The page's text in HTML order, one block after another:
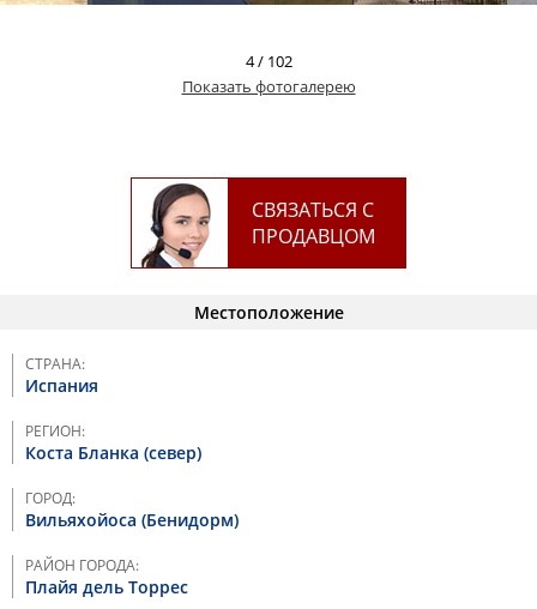
4/ 102
Показать фотогалерею
СВЯЗАТЬСЯ С
ПРОДАВЦОМ
Местоположение
СТРАНА:
Испания
РЕГИОН:
Коста Бланка (север)
ГОРОД:
Вильяхойоса (Бенидорм)
РАЙОН ГОРОДА:
Плайя дель Торрес